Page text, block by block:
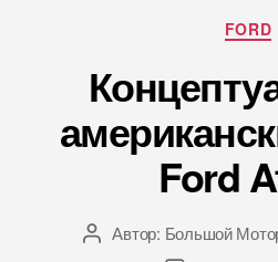
FORD
Ford
АвторАвтор: Большой